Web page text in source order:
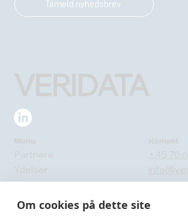
Om cookies på dette site
Tilmeld nyhedsbrev
Ydelser
Om os
Blog
Send